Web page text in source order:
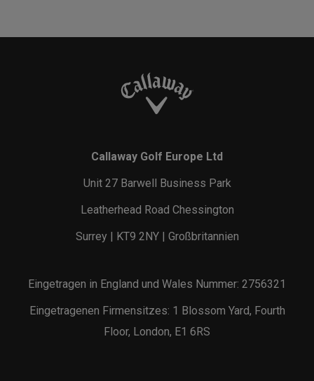
Callaway Golf Europe Ltd
Unit 27 Barwell Business Park
Leatherhead Road Chessington
Surrey | KT9 2NY | Großbritannien
Eingetragen in England und Wales Nummer: 2756321
Eingetragenen Firmensitzes: 1 Blossom Yard, Fourth
Floor, London, E1 6RS